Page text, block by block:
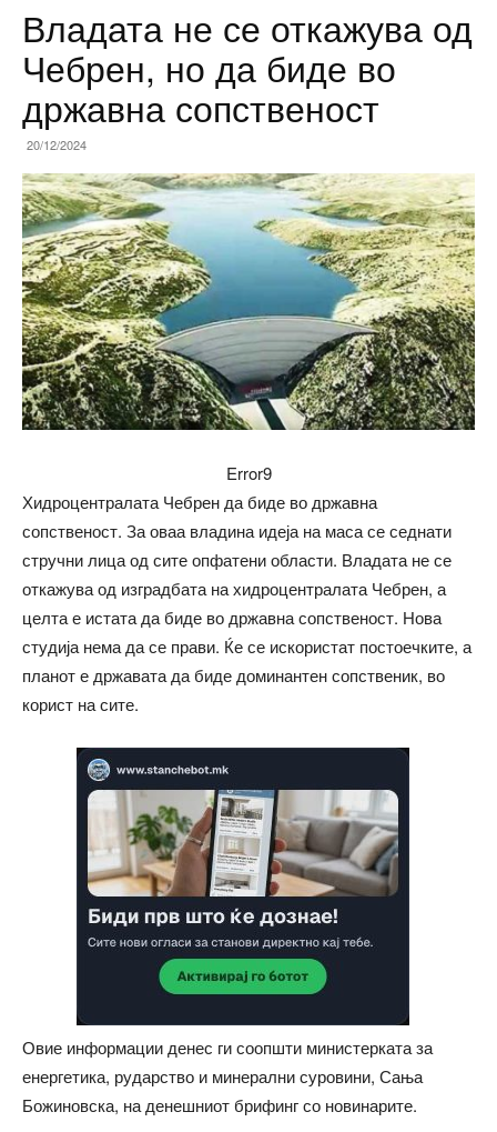
Владата не се откажува од
Чебрен, но да биде во
државна сопственост
20/12/2024
Error9
Хидроцентралата Чебрен да биде во државна
сопственост. За оваа владина идеја на маса се седнати
стручни лица од сите опфатени области. Владата не се
откажува од изградбата на хидроцентралата Чебрен, а
целта е истата да биде во државна сопственост. Нова
студија нема да се прави. Ќе се искористат постоечките, а
планот е државата да биде доминантен сопственик, во
корист на сите.
Овие информации денес ги соопшти министерката за
енергетика, рударство и минерални суровини, Сања
Божиновска, на денешниот брифинг со новинарите.